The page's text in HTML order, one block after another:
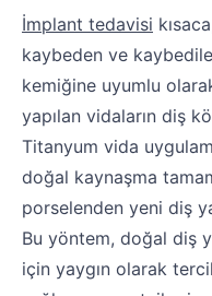
İmplant tedavisi
kaybeden ve
kemiğine uyumlu
yapılan vidaların diş
Titanyum vida
doğal kaynaşma
porselenden yeni diş
Bu yöntem, doğal diş
için yaygın olarak